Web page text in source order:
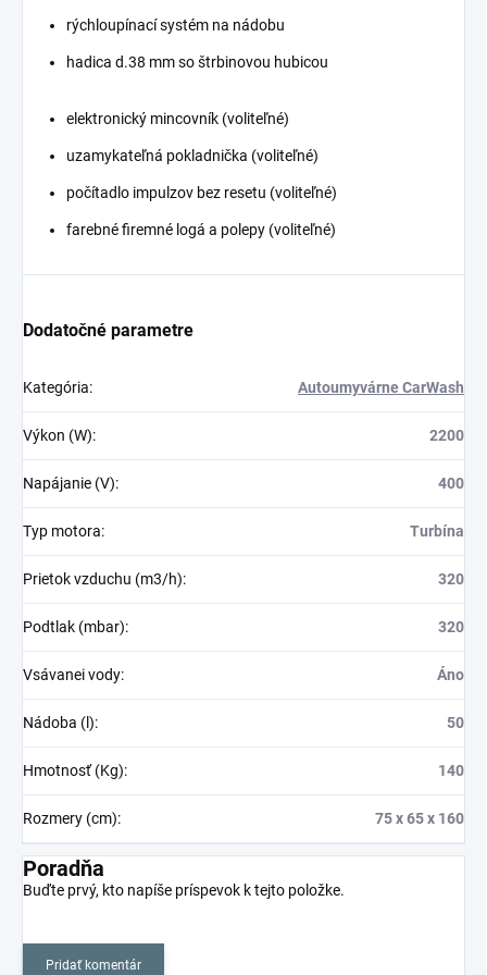
rýchloupínací systém na nádobu
hadica d.38 mm so štrbinovou hubicou
elektronický mincovník (voliteľné)
uzamykateľná pokladnička (voliteľné)
počítadlo impulzov bez resetu (voliteľné)
farebné firemné logá a polepy (voliteľné)
Dodatočné parametre
Kategória: Autoumyvárne CarWash
Výkon (W): 2200
Napájanie (V): 400
Typ motora: Turbína
Prietok vzduchu (m3/h): 320
Podtlak (mbar): 320
Vsávanei vody: Áno
Nádoba (l): 50
Hmotnosť (Kg): 140
Rozmery (cm): 75 x 65 x 160
Poradňa
Buďte prvý, kto napíše príspevok k tejto položke.
Pridať komentár